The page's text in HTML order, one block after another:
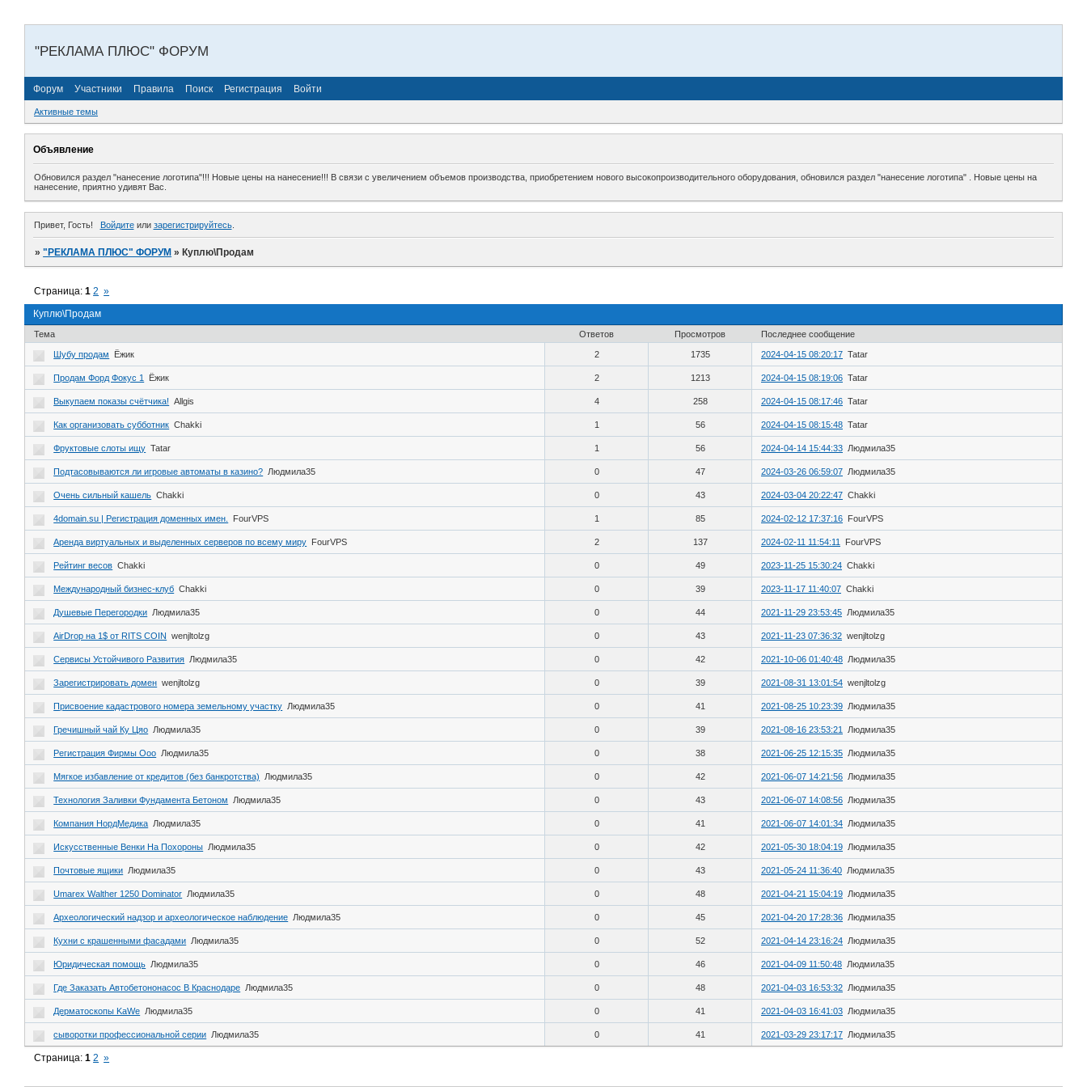
"РЕКЛАМА ПЛЮС" ФОРУМ
Форум Участники Правила Поиск Регистрация Войти
Активные темы
Объявление
Обновился раздел "нанесение логотипа"!!! Новые цены на нанесение!!! В связи с увеличением объемов производства, приобретением нового высокопроизводительного оборудования, обновился раздел "нанесение логотипа" . Новые цены на
нанесение, приятно удивят Вас.
Привет, Гость! Войдитеили зарегистрируйтесь.
»"РЕКЛАМА ПЛЮС" ФОРУМ » Куплю\Продам
Куплю\Продам
Страница:1 2 »
Тема Ответов Просмотров Последнее сообщение
Шубу продам Ёжик 2 1735 2024-04-15 08:20:17 Tatar
Продам Форд Фокус 1 Ёжик 2 1213 2024-04-15 08:19:06 Tatar
Выкупаем показы счётчика! Allgis 4 258 2024-04-15 08:17:46 Tatar
Как организовать субботник Chakki 1 56 2024-04-15 08:15:48 Tatar
Фруктовые слоты ищу Tatar 1 56 2024-04-14 15:44:33 Людмила35
Подтасовываются ли игровые автоматы в казино? Людмила35 0 47 2024-03-26 06:59:07 Людмила35
Очень сильный кашель Chakki 0 43 2024-03-04 20:22:47 Chakki
4domain.su | Регистрация доменных имен. FourVPS 1 85 2024-02-12 17:37:16 FourVPS
Аренда виртуальных и выделенных серверов по всему миру FourVPS 2 137 2024-02-11 11:54:11 FourVPS
Рейтинг весов Chakki 0 49 2023-11-25 15:30:24 Chakki
Международный бизнес-клуб Chakki 0 39 2023-11-17 11:40:07 Chakki
Душевые Перегородки Людмила35 0 44 2021-11-29 23:53:45 Людмила35
AirDrop на 1$ от RITS COIN wenjltolzg 0 43 2021-11-23 07:36:32 wenjltolzg
Сервисы Устойчивого Развития Людмила35 0 42 2021-10-06 01:40:48 Людмила35
Зарегистрировать домен wenjltolzg 0 39 2021-08-31 13:01:54 wenjltolzg
Присвоение кадастрового номера земельному участку Людмила35 0 41 2021-08-25 10:23:39 Людмила35
Гречишный чай Ку Цяо Людмила35 0 39 2021-08-16 23:53:21 Людмила35
Регистрация Фирмы Ооо Людмила35 0 38 2021-06-25 12:15:35 Людмила35
Мягкое избавление от кредитов (без банкротства) Людмила35 0 42 2021-06-07 14:21:56 Людмила35
Технология Заливки Фундамента Бетоном Людмила35 0 43 2021-06-07 14:08:56 Людмила35
Компания НордМедика Людмила35 0 41 2021-06-07 14:01:34 Людмила35
Искусственные Венки На Похороны Людмила35 0 42 2021-05-30 18:04:19 Людмила35
Почтовые ящики Людмила35 0 43 2021-05-24 11:36:40 Людмила35
Umarex Walther 1250 Dominator Людмила35 0 48 2021-04-21 15:04:19 Людмила35
Археологический надзор и археологическое наблюдение Людмила35 0 45 2021-04-20 17:28:36 Людмила35
Кухни с крашенными фасадами Людмила35 0 52 2021-04-14 23:16:24 Людмила35
Юридическая помощь Людмила35 0 46 2021-04-09 11:50:48 Людмила35
Где Заказать Автобетононасос В Краснодаре Людмила35 0 48 2021-04-03 16:53:32 Людмила35
Дерматоскопы KaWe Людмила35 0 41 2021-04-03 16:41:03 Людмила35
сыворотки профессиональной серии Людмила35 0 41 2021-03-29 23:17:17 Людмила35
Страница:1 2 »